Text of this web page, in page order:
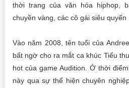
thời trang của văn hóa hiphop,
chuyền vàng, các cô gái siêu quyến
Vào năm 2008, tên tuổi của
bất ngờ cho ra mắt ca khúc Tiểu
hot của game Audition. Ở thời
này qua sự thể hiện chuyên